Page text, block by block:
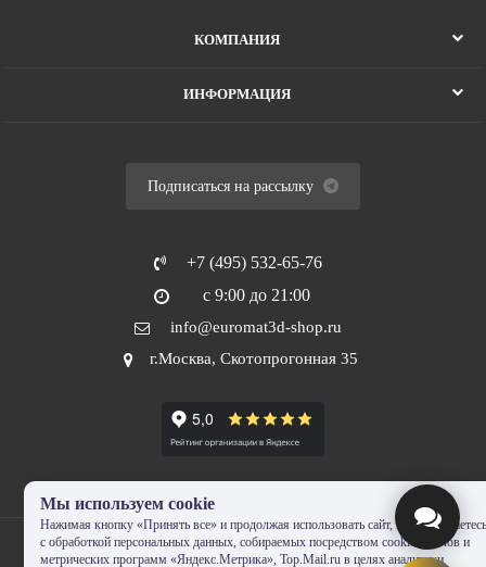
КОМПАНИЯ
ИНФОРМАЦИЯ
Подписаться на рассылку
+7 (495) 532-65-76
с 9:00 до 21:00
info@euromat3d-shop.ru
г.Москва, Скотопрогонная 35
Мы используем cookie
Нажимая кнопку «Принять все» и продолжая использовать сайт, Вы
с обработкой персональных данных, собираемых посредством cookie-файлов и
метрических программ «Яндекс.Метрика», Top.Mail.ru в целях аналитики